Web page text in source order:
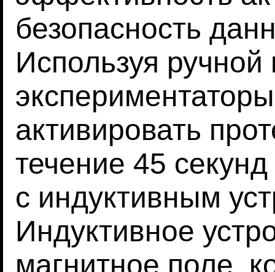
безопасность
Используя
активировать
течение 45
с индуктивным
Индуктивное
магнитное поле,